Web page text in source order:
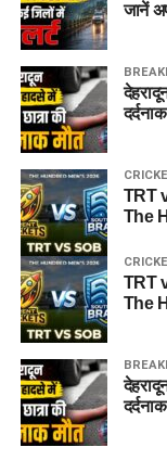
जानें
TRT
The
TRT
The